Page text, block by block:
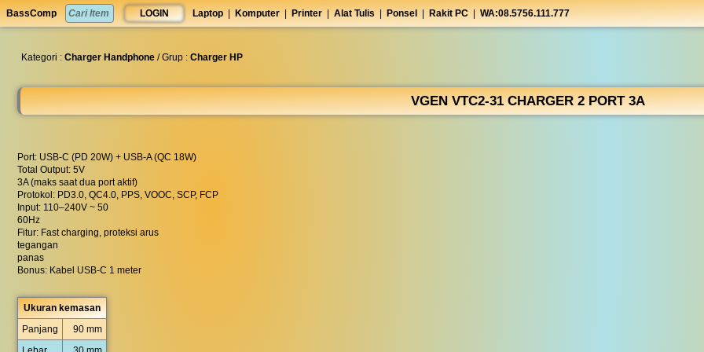
BassComp LOGIN Laptop Komputer Printer Alat Tulis Ponsel Rakit PC WA:08.5756.111.777
anti
lelet
Kategori : Charger Handphone / Grup : Charger HP
VGEN VTC2-31 CHARGER 2 PORT 3A
Port: USB-C (PD 20W) + USB-A (QC 18W)
Total Output: 5V
3A (maks saat dua port aktif)
Protokol: PD3.0, QC4.0, PPS, VOOC, SCP, FCP
Input: 110–240V ~ 50
60Hz
Fitur: Fast charging, proteksi arus
tegangan
panas
Bonus: Kabel USB-C 1 meter
Ukuran kemasan
Panjang
90 mm